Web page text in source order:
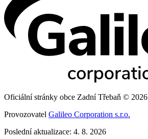
Oficiální stránky obce Zadní Třebaň © 2026
Provozovatel Galileo Corporation s.r.o.
Poslední aktualizace: 4. 8. 2026